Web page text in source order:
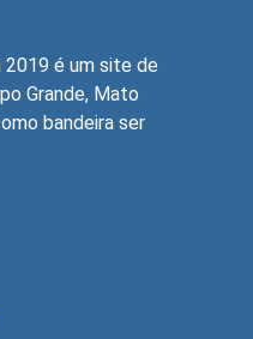
2019 é um site de
Grande, Mato
bandeira ser